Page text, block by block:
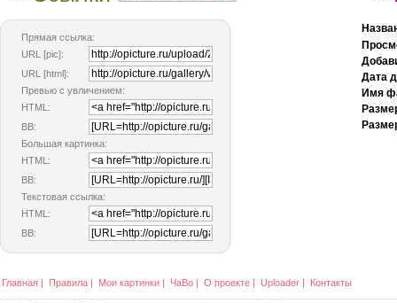
Прямая ссылка:
URL [pic]:
URL [html]:
Превью с увличением:
HTML:
BB:
Большая картинка:
HTML:
BB:
Текстовая ссылка:
HTML:
BB:
Дата
Имя
Главная | Правила | Мои картинки | ЧаВо | О проекте | Uploader | Контакты